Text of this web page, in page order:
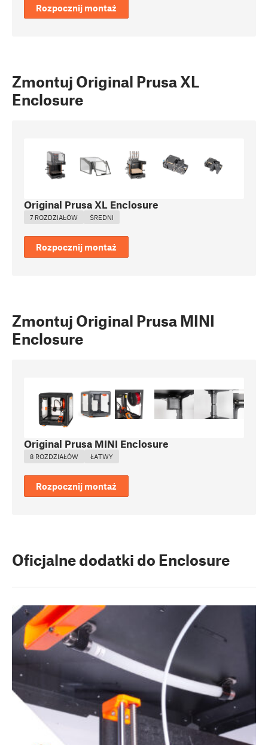
Rozpocznij montaż
Zmontuj Original Prusa XL
Enclosure
Original Prusa XL Enclosure
7 ROZDZIAŁÓW ŚREDNI
Rozpocznij montaż
Zmontuj Original Prusa MINI
Enclosure
Original Prusa MINI Enclosure
8 ROZDZIAŁÓW ŁATWY
Rozpocznij montaż
Oficjalne dodatki do Enclosure